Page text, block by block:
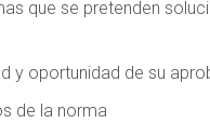
que se pretenden
y oportunidad de su
de la norma